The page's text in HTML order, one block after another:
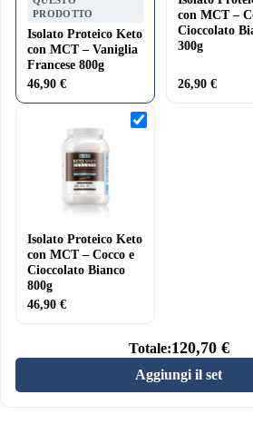
PRODOTTO
Isolato Proteico Keto
con MCT – Vaniglia
Francese 800g
46,90 €
con MCT –
Cioccolato
300g
26,90€
Isolato
Proteico
Isolato Proteico Keto
con MCT – Cocco e
Cioccolato Bianco
800g
46,90 €
Totale:120,70 €
Aggiungi il set